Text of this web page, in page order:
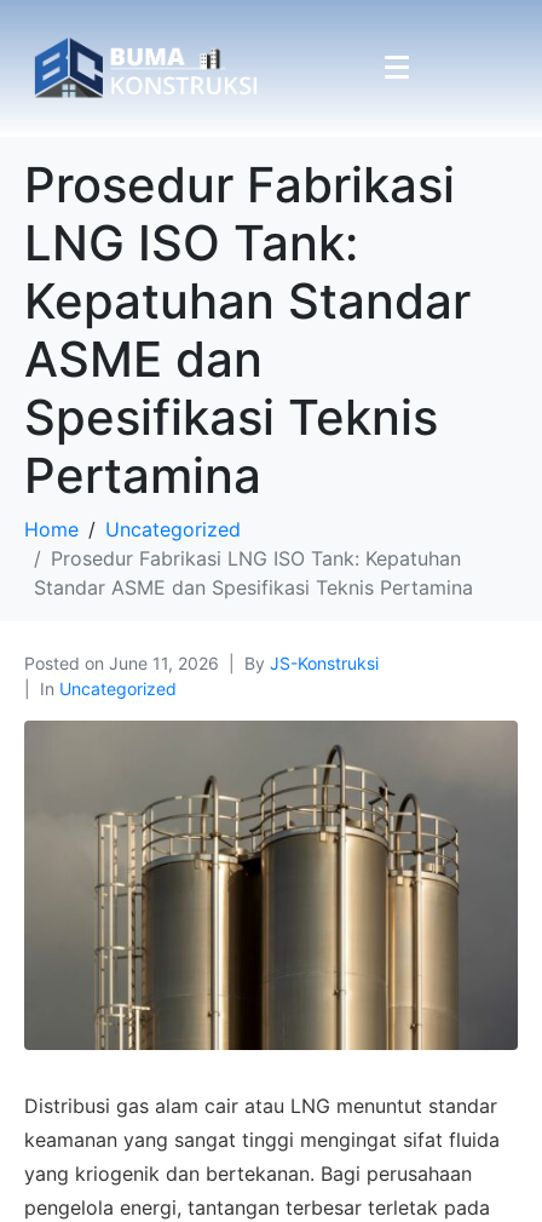
Prosedur Fabrikasi
LNG ISO Tank:
Kepatuhan Standar
ASME dan
Spesifikasi Teknis
Pertamina
Home
Uncategorized
Prosedur Fabrikasi LNG ISO Tank: Kepatuhan
Standar ASME dan Spesifikasi Teknis Pertamina
Posted on June 11, 2026 By JS-Konstruksi
In Uncategorized
Distribusi gas alam cair atau LNG menuntut standar
keamanan yang sangat tinggi mengingat sifat fluida
yang kriogenik dan bertekanan. Bagi perusahaan
pengelola energi, tantangan terbesar terletak pada